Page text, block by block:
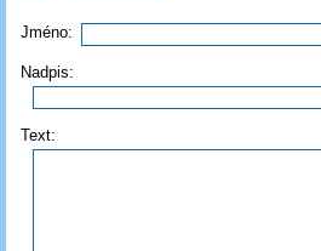
Jméno:
Nadpis:
Text: